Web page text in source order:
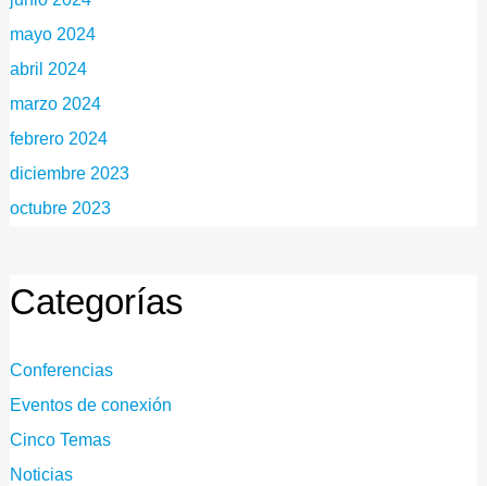
mayo 2024
abril 2024
marzo 2024
febrero 2024
diciembre 2023
octubre 2023
Categorías
Conferencias
Eventos de conexión
Cinco Temas
Noticias